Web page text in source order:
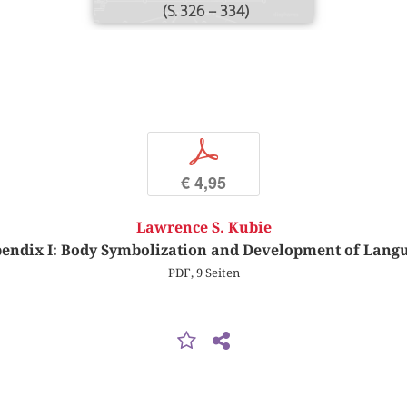
(S. 326 – 334)
p
€ 4,95
Lawrence S. Kubie
I: Body Symbolization and Development of
PDF, 9 Seiten